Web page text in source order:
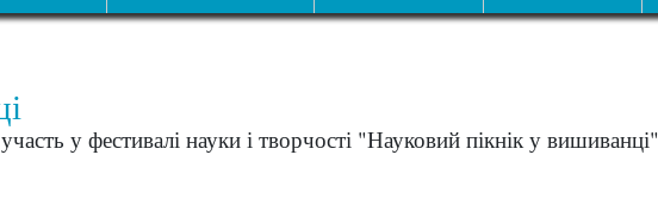
у фестивалі науки і творчості "Науковий пікнік у вишиванці"